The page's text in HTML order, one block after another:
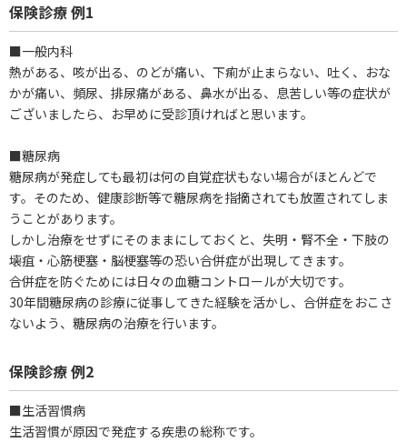
保険診療 例1
■一般内科
熱がある、咳が出る、のどが痛い、下痢が止まらない、吐く、おな
かが痛い、頻尿、排尿痛がある、鼻水が出る、息苦しい等の症状が
ございましたら、お早めに受診頂ければと思います。
■糖尿病
糖尿病が発症しても最初は何の自覚症状もない場合がほとんどで
す。そのため、健康診断等で糖尿病を指摘されても放置されてしま
うことがあります。
しかし治療をせずにそのままにしておくと、失明・腎不全・下肢の
壊疽・心筋梗塞・脳梗塞等の恐い合併症が出現してきます。
合併症を防ぐためには日々の血糖コントロールが大切です。
30年間糖尿病の診療に従事してきた経験を活かし、合併症をおこさ
ないよう、糖尿病の治療を行います。
保険診療 例2
■生活習慣病
生活習慣が原因で発症する疾患の総称です。